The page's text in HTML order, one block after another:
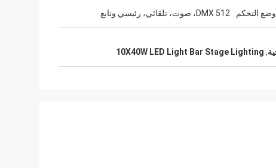
وضع التحكم DMX 512، صوت، تلقائي، رئيسي وتابع
,
10X40W LED Light Bar Stage Lighting